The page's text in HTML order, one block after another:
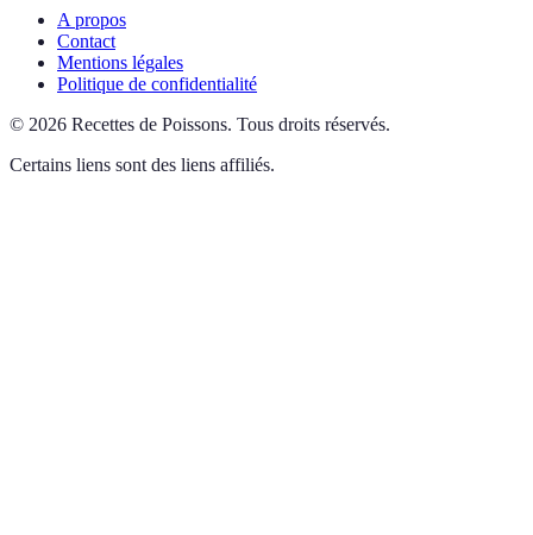
A propos
Contact
Mentions légales
Politique de confidentialité
© 2026 Recettes de Poissons. Tous droits réservés.
Certains liens sont des liens affiliés.